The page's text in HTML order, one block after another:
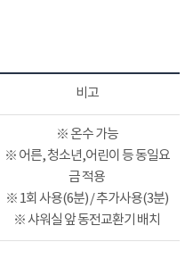
비고
※ 온수 가능
※ 어른, 청소년,어린이 등 동일요
금 적용
※ 1회 사용(6분) / 추가사용(3분)
※ 샤워실 앞 동전교환기 배치